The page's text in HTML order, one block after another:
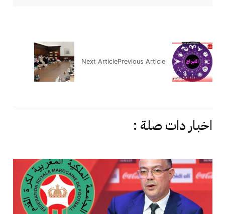
Previous Article
Next Article
اخبار دات صلة :